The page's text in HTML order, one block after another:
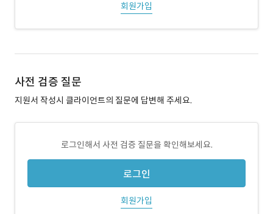
회원가입
사전 검증 질문
지원서 작성시 클라이언트의 질문에 답변해 주세요.
로그인해서 사전 검증 질문을 확인해보세요.
로그인
회원가입